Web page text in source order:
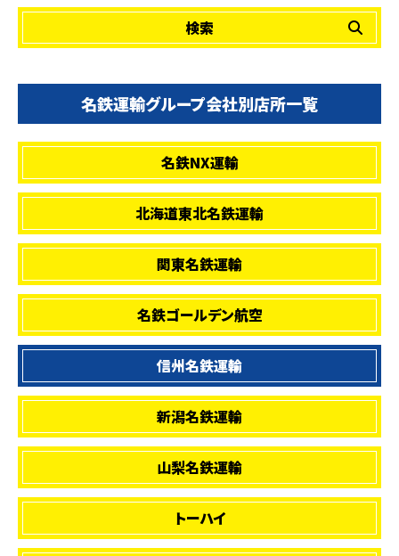
検索
名鉄運輸グループ会社別店所一覧
名鉄NX運輸
北海道東北名鉄運輸
関東名鉄運輸
名鉄ゴールデン航空
信州名鉄運輸
新潟名鉄運輸
山梨名鉄運輸
トーハイ